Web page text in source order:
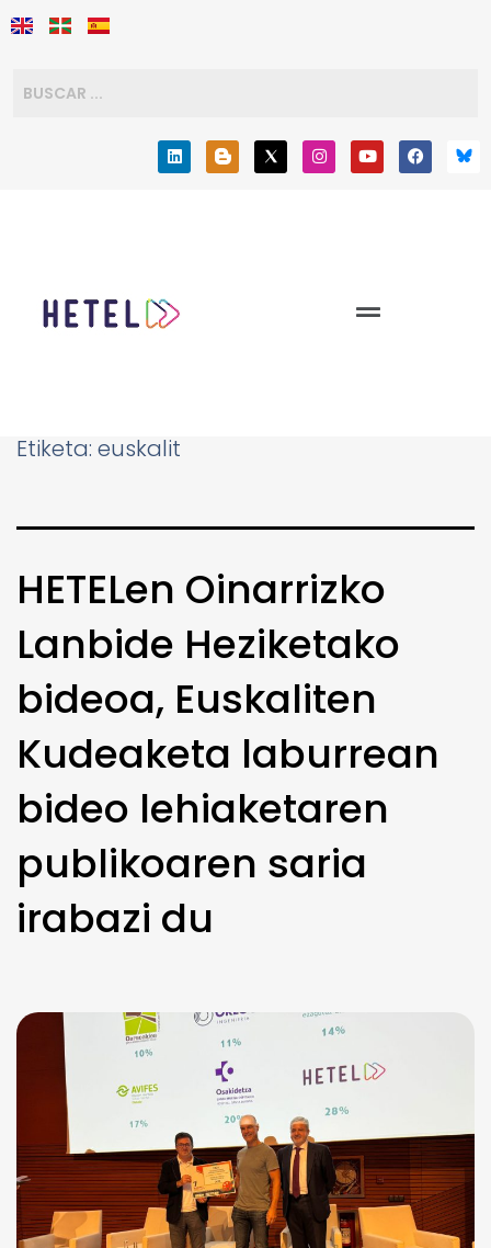
Etiketa: euskalit
HETELen Oinarrizko
Lanbide Heziketako
bideoa, Euskaliten
Kudeaketa laburrean
bideo lehiaketaren
publikoaren saria
irabazi du